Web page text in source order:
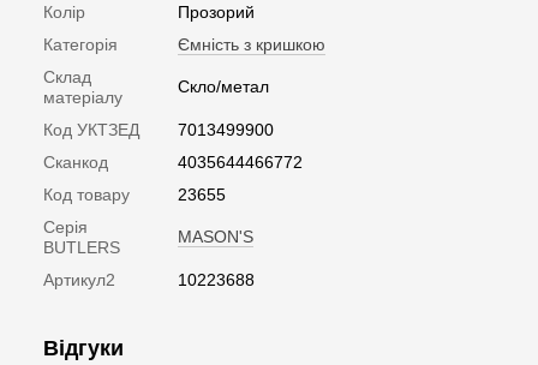
Колір
Прозорий
Категорія
Ємність з кришкою
Склад
матеріалу
Скло/метал
Код УКТЗЕД
7013499900
Сканкод
4035644466772
Код товару
23655
Серія
BUTLERS
MASON'S
Артикул2 10223688
Відгуки